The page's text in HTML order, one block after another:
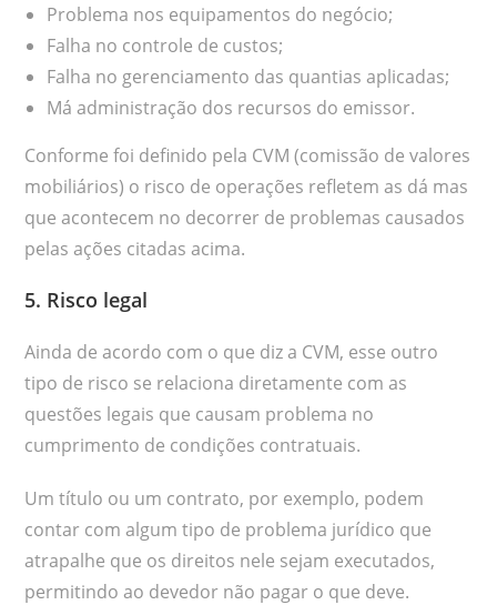
Problema nos equipamentos do negócio;
Falha no controle de custos;
Falha no gerenciamento das quantias aplicadas;
Má administração dos recursos do emissor.
Conforme foi definido pela CVM (comissão de valores
mobiliários) o risco de operações refletem as dá mas
que acontecem no decorrer de problemas causados
pelas ações citadas acima.
5. Risco legal
Ainda de acordo com o que diz a CVM, esse outro
tipo de risco se relaciona diretamente com as
questões legais que causam problema no
cumprimento de condições contratuais.
Um título ou um contrato, por exemplo, podem
contar com algum tipo de problema jurídico que
atrapalhe que os direitos nele sejam executados,
permitindo ao devedor não pagar o que deve.